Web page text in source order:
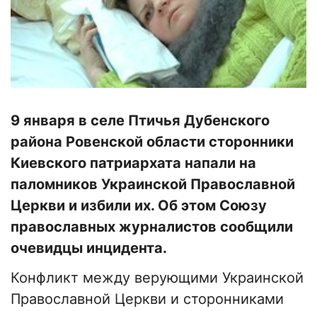
9 января в селе Птичья Дубенского
района Ровенской области сторонники
Киевского патриархата напали на
паломников Украинской Православной
Церкви и избили их. Об этом Союзу
православных журналистов сообщили
очевидцы инцидента.
Конфликт между верующими Украинской
Православной Церкви и сторонниками